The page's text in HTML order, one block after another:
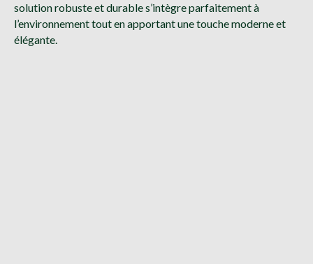
solution robuste et durable s’intègre parfaitement à
l’environnement tout en apportant une touche moderne et
élégante.